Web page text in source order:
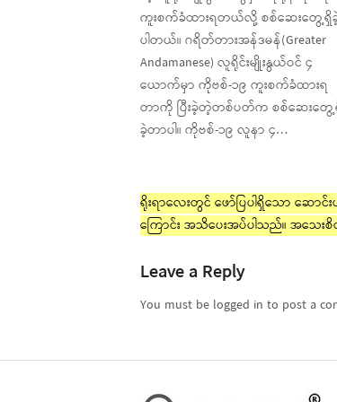
ကူးစက်ခံထားရတယ်လို့ စစ်ဆေးတွေ့ရှိ
ပါတယ်။ ဂရိတ်တားအန်ဒမန်(Greater
Andamanese) လူရိုင်းမျိုးနွယ်ဝင် ၄
ယောက်မှာ ကိုဗစ်-၁၉ ကူးစက်ခံထားရ
တာကို ပြီးခဲ့တဲ့တစ်ပတ်က စစ်ဆေးတွေ့
ခဲ့တာပါ။ ကိုဗစ်-၁၉ လူနာ ၄…
ရိုးရာလေးတွင် ဖော်ပြပါရှိသော ဆောင်
ကြောင်း အသိပေးအပ်ပါသည်။ အသေ
Leave a Reply
You must be logged in to post a